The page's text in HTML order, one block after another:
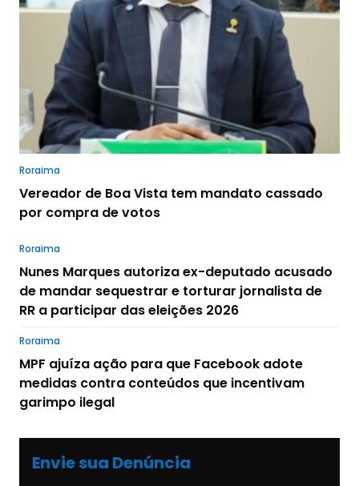
Roraima
Vereador de Boa Vista tem mandato cassado
por compra de votos
Roraima
Nunes Marques autoriza ex-deputado acusado
de mandar sequestrar e torturar jornalista de
RR a participar das eleições 2026
Roraima
MPF ajuíza ação para que Facebook adote
medidas contra conteúdos que incentivam
garimpo ilegal
Envie sua Denúncia